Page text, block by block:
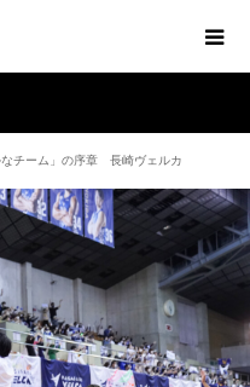
なチーム」の序章 長崎ヴェルカ